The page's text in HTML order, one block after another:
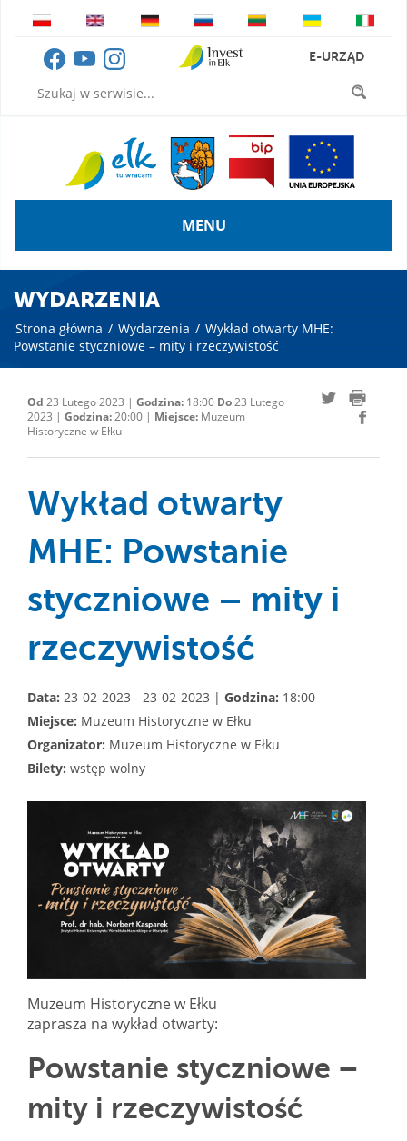
E-URZĄD
MENU
WYDARZENIA
Strona główna / Wydarzenia / Wykład otwarty MHE:
Powstanie styczniowe – mity i rzeczywistość
Od 23 Lutego 2023 | Godzina: 18:00 Do23 Lutego
2023 | Godzina:20:00 | Miejsce: Muzeum
Historyczne w Ełku
Wykład otwarty
MHE: Powstanie
styczniowe – mity i
rzeczywistość
Data: 23-02-2023 - 23-02-2023 | Godzina: 18:00
Miejsce: Muzeum Historyczne w Ełku
Organizator: Muzeum Historyczne w Ełku
Bilety: wstęp wolny
Muzeum Historyczne w Ełku
zaprasza na wykład otwarty:
Powstanie styczniowe –
mity i rzeczywistość